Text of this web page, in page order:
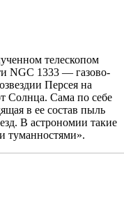
телескопом
NGC 1333 — газово-
Персея на
Солнца. Сама по себе
в ее состав пыль
В астрономии такие
туманностями».